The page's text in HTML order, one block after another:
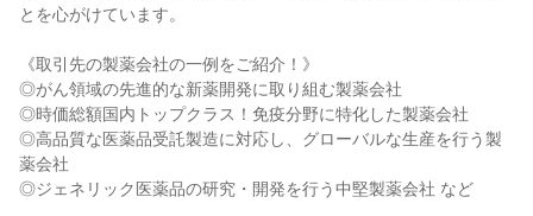
とを心がけています。
《取引先の製薬会社の一例をご紹介！》
◎がん領域の先進的な新薬開発に取り組む製薬会社
◎時価総額国内トップクラス！免疫分野に特化した製薬会社
◎高品質な医薬品受託製造に対応し、グローバルな生産を行う製
薬会社
◎ジェネリック医薬品の研究・開発を行う中堅製薬会社 など